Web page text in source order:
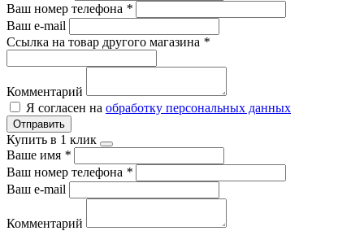
Ваш номер телефона *
Ваш e-mail
Ссылка на товар другого магазина *
Комментарий
Я согласен на обработку персональных данных
Отправить
Купить в 1 клик
Ваше имя *
Ваш номер телефона *
Ваш e-mail
Комментарий